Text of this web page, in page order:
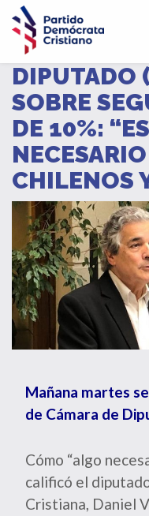
DIPUTADO
SOBRE
DE 10%:
CHILENOS
Mañana martes
de Cámara de
Cómo “algo
calificó el
Cristiana, Daniel